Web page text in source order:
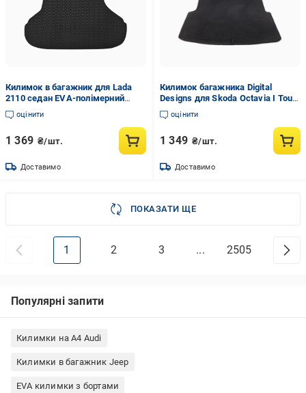
Килимок в багажник для Lada
2110 седан EVA-полімерний
Чорний
оцінити
1 369 ₴/шт.
Доставимо
Килимок багажника Digital
Designs для Skoda Octavia I Tour
A4 1996-2010 етилвінілацетат
Чорний
оцінити
1 349 ₴/шт.
Доставимо
ПОКАЗАТИ ЩЕ
1 2 3 ... 2505
Популярні запити
Килимки на A4 Audi
Килимки в багажник Jeep
EVA килимки з бортами